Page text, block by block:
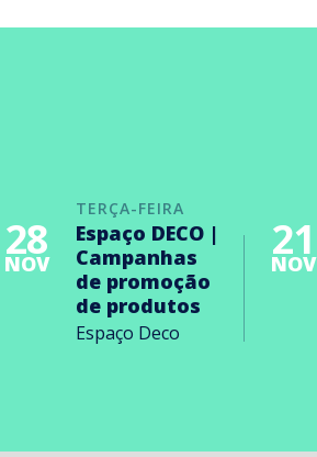
TERÇA-FEIRA
28
NOV
Espaço DECO |
Campanhas
de promoção
de produtos
Espaço Deco
21
NOV